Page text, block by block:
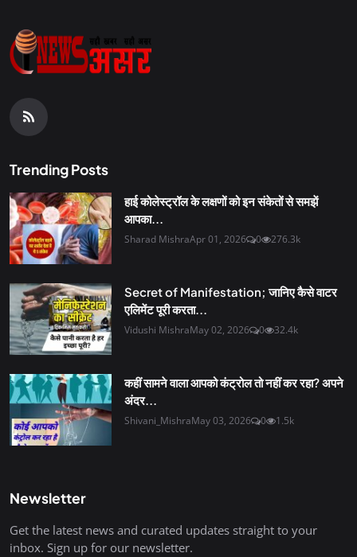
Trending Posts
हाई कोलेस्ट्रॉल के लक्षणों को इन संकेतों से समझें
आपका...
Sharad MishraApr 01, 2026 0 276.3k
Secret of Manifestation; जानिए कैसे वाटर
एलिमेंट पूरी करता...
Vidushi MishraMay 02, 2026 0 32.4k
कहीं सामने वाला आपको कंट्रोल तो नहीं कर रहा? अपने
अंदर...
Shivani_MishraMay 03, 2026 0 1.5k
Newsletter
Get the latest news and curated updates straight to your
inbox. Sign up for our newsletter.